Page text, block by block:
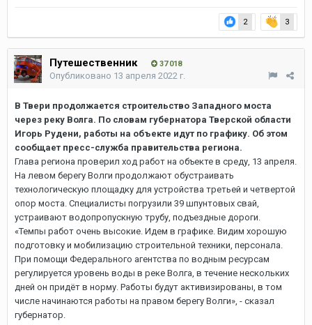
2 3
Путешественник 37 018
Опубликовано 13 апреля 2022 г.
В Твери продолжается строительство Западного моста
через реку Волга. По словам губернатора Тверской области
Игорь Рудени, работы на объекте идут по графику. Об этом
сообщает пресс-служба правительства региона.
Глава региона проверил ход работ на объекте в среду, 13 апреля.
На левом берегу Волги продолжают обустраивать
технологическую площадку для устройства третьей и четвертой
опор моста. Специалисты погрузили 39 шпунтовых свай,
устраивают водопропускную трубу, подъездные дороги.
«Темпы работ очень высокие. Идем в графике. Видим хорошую
подготовку и мобилизацию строительной техники, персонала.
При помощи Федерального агентства по водным ресурсам
регулируется уровень воды в реке Волга, в течение нескольких
дней он придёт в норму. Работы будут активизированы, в том
числе начинаются работы на правом берегу Волги», - сказал
губернатор.